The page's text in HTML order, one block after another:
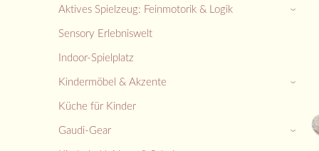
Aktives Spielzeug: Feinmotorik & Logik ›
Sensory Erlebniswelt
Indoor-Spielplatz
Kindermöbel & Akzente
›
Küche für Kinder
Gaudi-Gear
›